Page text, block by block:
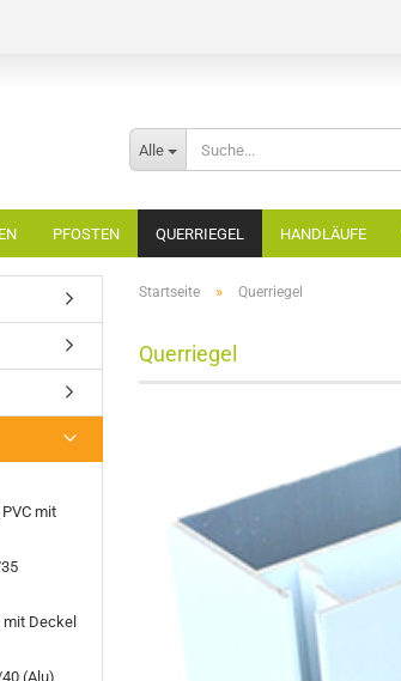
Alle
PFOSTEN QUERRIEGEL HANDLÄUFE
Startseite » Querriegel
Querriegel
mit
Deckel
(Alu)